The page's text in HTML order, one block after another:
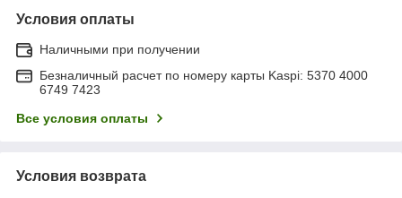
Условия оплаты
Наличными при получении
Безналичный расчет по номеру карты Kaspi: 5370 4000
6749 7423
Все условия оплаты
Условия возврата